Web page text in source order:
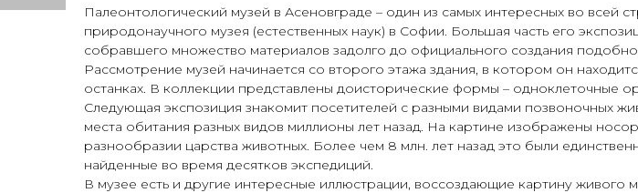
Палеонтологический музей в Асеновграде – один из самых интересных во всей
природонаучного музея (естественных наук) в Софии. Большая часть его
собравшего множество материалов задолго до официального создания
Рассмотрение музей начинается со второго этажа здания, в котором он
останках. В коллекции представлены доисторические формы – одноклеточные
Следующая экспозиция знакомит посетителей с разными видами позвоночных
места обитания разных видов миллионы лет назад. На картине изображены
разнообразии царства животных. Более чем 8 млн. лет назад это были
найденные во время десятков экспедиций.
В музее есть и другие интересные иллюстрации, воссоздающие картину живого